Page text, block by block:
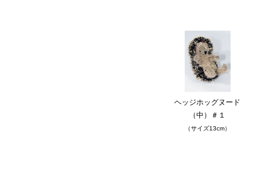
ヘッジホッグヌード
（中）＃１
（サイズ13cm）